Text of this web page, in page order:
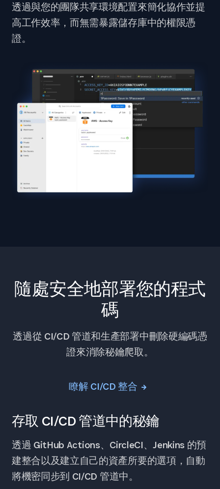
透過與您的團隊共享環境配置來簡化協作並提
高工作效率，而無需暴露儲存庫中的權限憑
證。
隨處安全地部署您的程式
碼
透過從 CI/CD 管道和生產部署中刪除硬編碼憑
證來消除秘鑰爬取。
瞭解 CI/CD 整合
存取 CI/CD 管道中的秘鑰
透過 GitHub Actions、CircleCI、Jenkins 的預
建整合以及建立自己的資產所要的選項，自動
將機密同步到 CI/CD 管道中。